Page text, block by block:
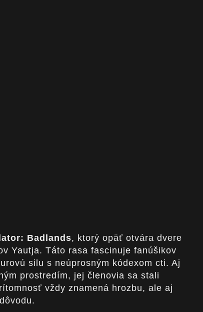
Badlands, ktorý opäť otvára dvere
Yautja. Táto rasa fascinuje fanúšikov
silu s neúprosným kódexom cti. Aj
prostredím, jej členovia sa stali
vždy znamená hrozbu, ale aj